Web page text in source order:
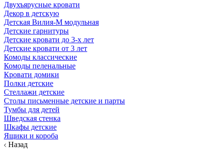
Двухъярусные кровати
Декор в детскую
Детская Вилия-М модульная
Детские гарнитуры
Детские кровати до 3-х лет
Детские кровати от 3 лет
Комоды классические
Комоды пеленальные
Кровати домики
Полки детские
Стеллажи детские
Столы письменные детские и парты
Тумбы для детей
Шведская стенка
Шкафы детские
Ящики и короба
Назад